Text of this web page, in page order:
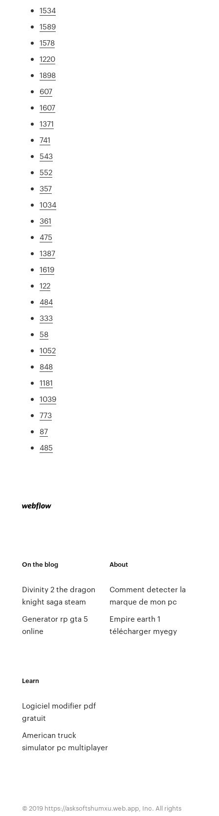
1534
1589
1578
1220
1898
607
1607
1371
741
543
552
357
1034
361
475
1387
1619
122
484
333
58
1052
848
1181
1039
773
87
485
On the blog
Divinity 2 the dragon
knight saga steam
Generator rp gta 5
online
About
Comment detecter la
marque de mon pc
Empire earth 1
télécharger myegy
Learn
Logiciel modifier pdf
gratuit
American truck
simulator pc multiplayer
© 2019 https://asksoftshumxu.web.app, Inc. All rights